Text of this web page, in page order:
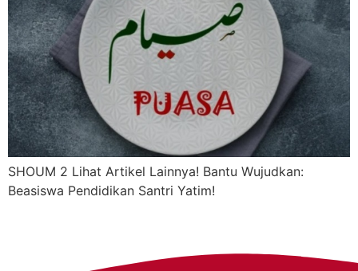
SHOUM 2 Lihat Artikel Lainnya! Bantu Wujudkan:
Beasiswa Pendidikan Santri Yatim!